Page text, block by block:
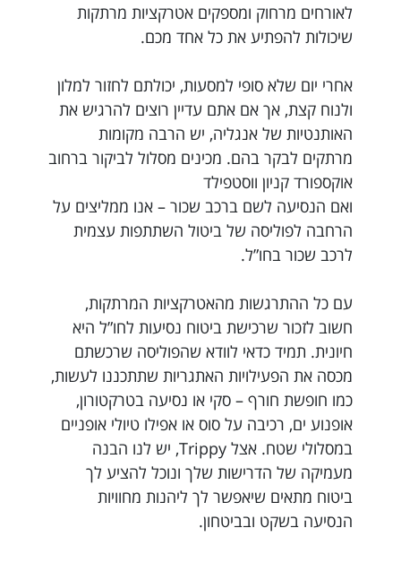
לאורחים מרחוק ומספקים אטרקציות מרתקות
שיכולות להפתיע את כל אחד מכם.
אחרי יום שלא סופי למסעות, יכולתם לחזור למלון
ולנוח קצת, אך אם אתם עדיין רוצים להרגיש את
האותנטיות של אנגליה, יש הרבה מקומות
מרתקים לבקר בהם. מכינים מסלול לביקור ברחוב
אוקספורד קניון ווסטפילד
ואם הנסיעה לשם ברכב שכור – אנו ממליצים על
הרחבה לפוליסה של ביטול השתתפות עצמית
לרכב שכור בחו”ל.
עם כל ההתרגשות מהאטרקציות המרתקות,
חשוב לזכור שרכישת ביטוח נסיעות לחו”ל היא
חיונית. תמיד כדאי לוודא שהפוליסה שרכשתם
מכסה את הפעילויות האתגריות שתתכננו לעשות,
כמו חופשת חורף – סקי או נסיעה בטרקטורון,
אופנוע ים, רכיבה על סוס או אפילו טיולי אופניים
במסלולי שטח. אצל Trippy, יש לנו הבנה
מעמיקה של הדרישות שלך ונוכל להציע לך
ביטוח מתאים שיאפשר לך ליהנות מחוויות
הנסיעה בשקט ובביטחון.